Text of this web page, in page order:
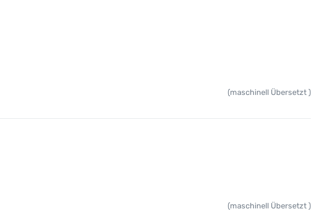
(maschinell Übersetzt )
(maschinell Übersetzt )